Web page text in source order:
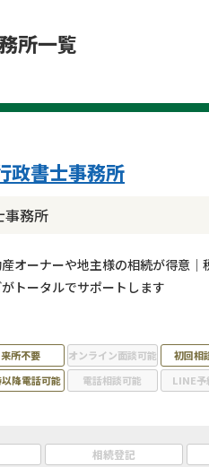
所一覧
事務所
政書士事務所
オーナーや地主様の相続が得意｜
トータルでサポートします
来所不要 オンライン面談可能 初回相
降電話可能
電話相談可能 LINE予
相続登記